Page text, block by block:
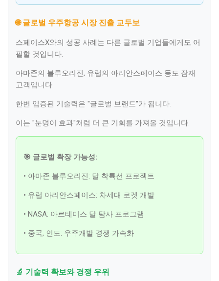
🌐 글로벌 우주항공 시장 진출 교두보
스페이스X와의 성공 사례는 다른 글로벌 기업들에게도 어
필할 것입니다.
아마존의 블루오리진, 유럽의 아리안스페이스 등도 잠재
고객입니다.
한번 입증된 기술력은 "글로벌 브랜드"가 됩니다.
이는 "눈덩이 효과"처럼 더 큰 기회를 가져올 것입니다.
🎯 글로벌 확장 가능성:
• 아마존 블루오리진: 달 착륙선 프로젝트
• 유럽 아리안스페이스: 차세대 로켓 개발
• NASA: 아르테미스 달 탐사 프로그램
• 중국, 인도: 우주개발 경쟁 가속화
🔬 기술력 확보와 경쟁 우위